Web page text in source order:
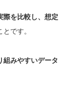
際を比較し、想定
とです。
組みやすいデータ